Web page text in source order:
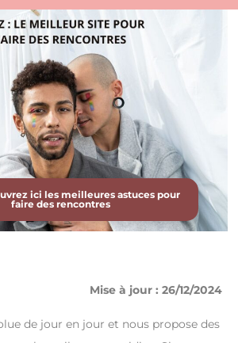
ici les meilleures astuces pour
faire des rencontres
Mise à jour : 26/12/2024
de jour en jour et nous propose des